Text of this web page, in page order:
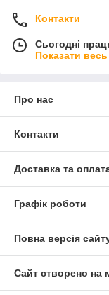
Контакти
Сьогодні
Показати
Про нас
Контакти
Доставка та
Графік роботи
Повна версія
Сайт створено на